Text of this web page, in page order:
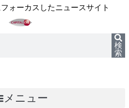
ォーカスしたニュースサイト
検
索
メニュー